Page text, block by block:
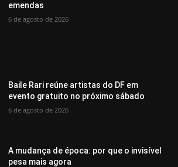
emendas
6 de agosto de 2026
Baile Rari reúne artistas do DF em
evento gratuito no próximo sábado
6 de agosto de 2026
A mudança de época: por que o invisível
pesa mais agora